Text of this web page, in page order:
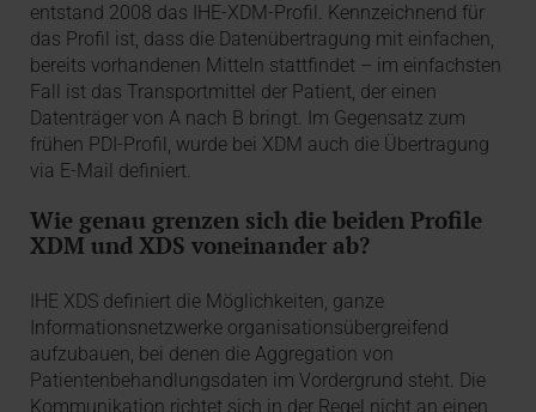
entstand 2008 das IHE-XDM-Profil. Kennzeichnend für
das Profil ist, dass die Datenübertragung mit einfachen,
bereits vorhandenen Mitteln stattfindet – im einfachsten
Fall ist das Transportmittel der Patient, der einen
Datenträger von A nach B bringt. Im Gegensatz zum
frühen PDI-Profil, wurde bei XDM auch die Übertragung
via E-Mail definiert.
Wie genau grenzen sich die beiden Profile
XDM und XDS voneinander ab?
IHE XDS definiert die Möglichkeiten, ganze
Informationsnetzwerke organisationsübergreifend
aufzubauen, bei denen die Aggregation von
Patientenbehandlungsdaten im Vordergrund steht. Die
Kommunikation richtet sich in der Regel nicht an einen